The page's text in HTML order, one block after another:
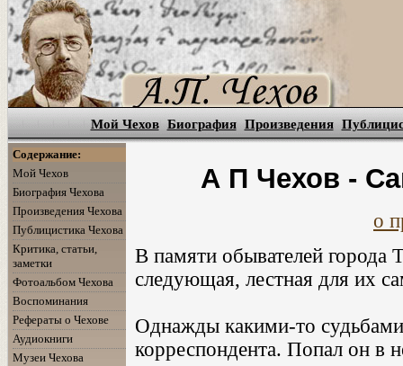
Мой Чехов Биография Произведения
Содержание:
Мой Чехов
Биография Чехова
Произведения Чехова
Публицистика Чехова
Критика, статьи,
заметки
Фотоальбом Чехова
Воспоминания
Рефераты о Чехове
Аудиокниги
Музеи Чехова
А П Чехов -
о
В памяти обывателей города
следующая, лестная для их
Однажды какими-то судьбами
корреспондента. Попал он в